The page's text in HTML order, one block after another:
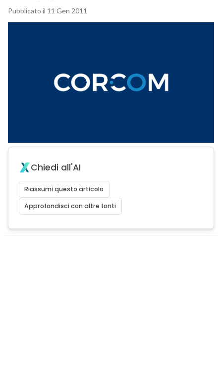
Pubblicato il 11 Gen 2011
Chiedi all'AI
Riassumi questo articolo
Approfondisci con altre fonti